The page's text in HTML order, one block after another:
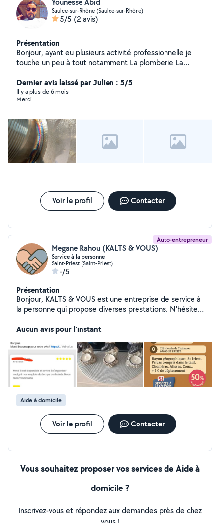
quelque chose pour vous, je le ferai
Younesse Abid
Saulce-sur-Rhône (Saulce-sur-Rhône)
5/5 (2 avis)
Présentation
Bonjour, ayant eu plusieurs activité professionnelle je
touche un peu à tout notamment La plomberie La
Dernier avis laissé par Julien : 5/5
Il y a plus de 6 mois
Merci
Voir le profil Contacter
Auto-entrepreneur
Megane Rahou (KALTS & VOUS)
Service à la personne
Saint-Priest (Saint-Priest)
-/5
Présentation
Bonjour, KALTS & VOUS est une entreprise de service à
la personne qui propose diverses prestations. N'hésitez
Aucun avis pour l'instant
Aide à domicile
Voir le profil Contacter
Vous souhaitez proposer vos services de Aide à
domicile ?
Inscrivez-vous et répondez aux demandes près de chez